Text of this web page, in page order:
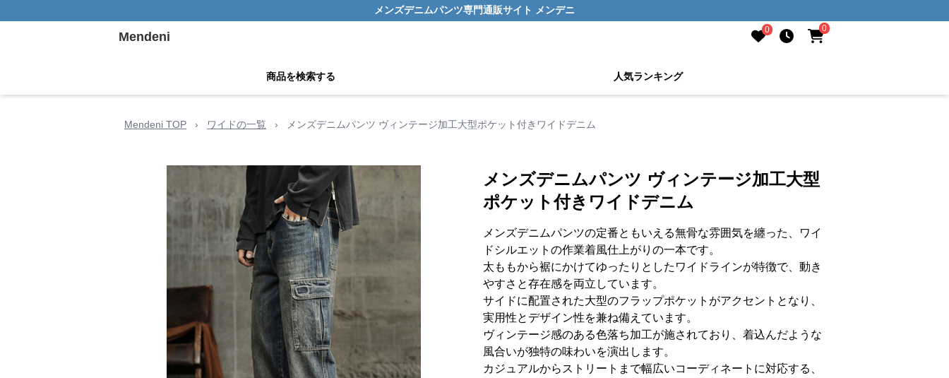
メンズデニムパンツ専門通販サイト メンデニ
Mendeni 0 0
商品を検索する 人気ランキング
Mendeni TOP › ワイドの一覧 › メンズデニムパンツ ヴィンテージ加工大型ポケット付きワイドデニム
メンズデニムパンツ ヴィンテージ加工大型
ポケット付きワイドデニム
メンズデニムパンツの定番ともいえる無骨な雰囲気を纏った、ワイ
ドシルエットの作業着風仕上がりの一本です。
太ももから裾にかけてゆったりとしたワイドラインが特徴で、動き
やすさと存在感を両立しています。
サイドに配置された大型のフラップポケットがアクセントとなり、
実用性とデザイン性を兼ね備えています。
ヴィンテージ感のある色落ち加工が施されており、着込んだような
風合いが独特の味わいを演出します。
カジュアルからストリートまで幅広いコーディネートに対応する、